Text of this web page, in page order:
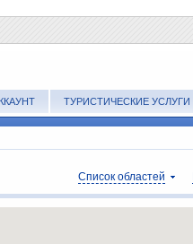
ТУРИСТИЧЕСКИЕ УСЛУГИ
Список областей